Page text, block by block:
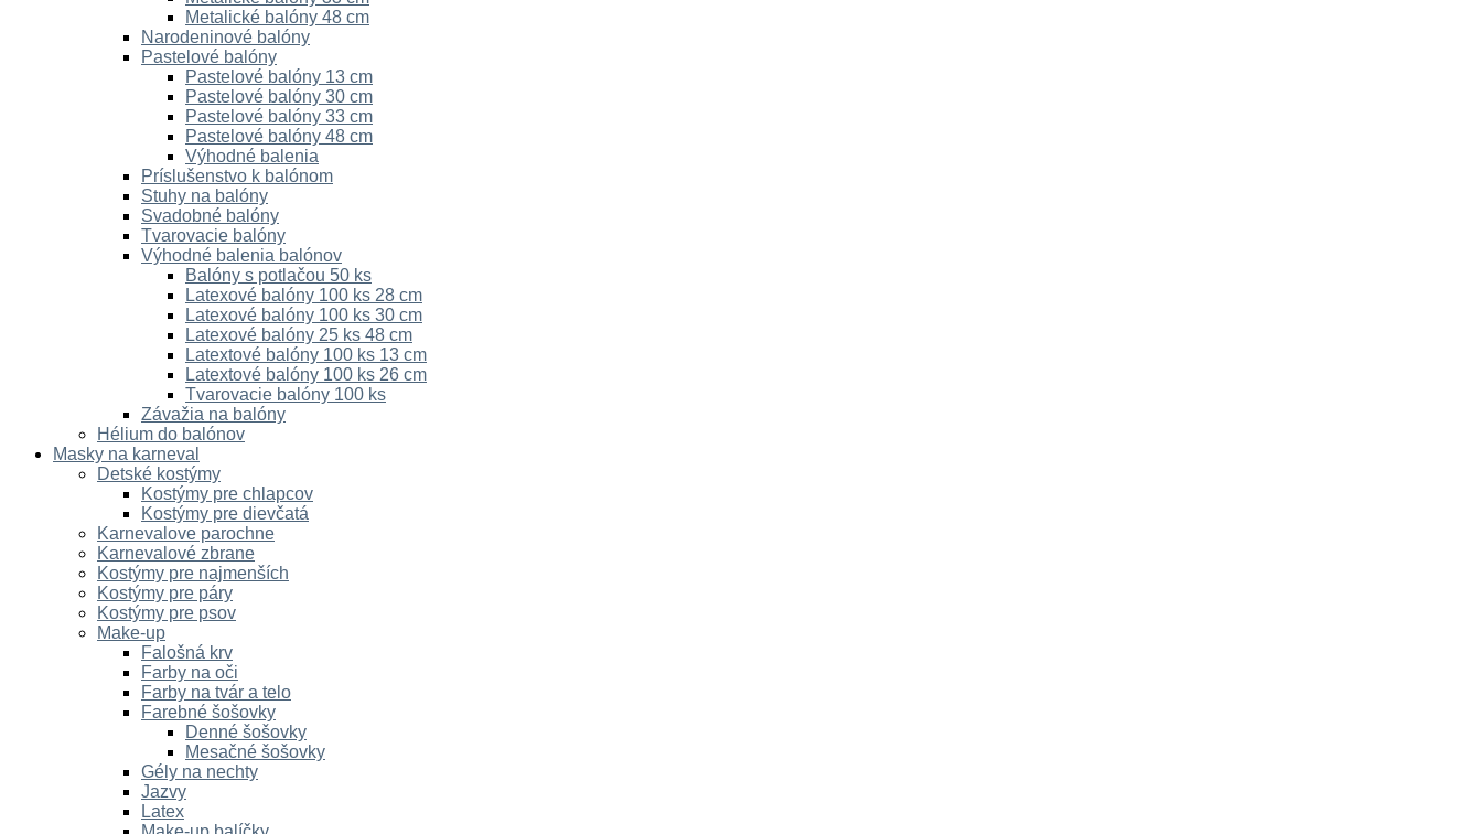
Metalické balóny 48 cm
Narodeninové balóny
Pastelové balóny
Pastelové balóny 13 cm
Pastelové balóny 30 cm
Pastelové balóny 33 cm
Pastelové balóny 48 cm
Výhodné balenia
Príslušenstvo k balónom
Stuhy na balóny
Svadobné balóny
Tvarovacie balóny
Výhodné balenia balónov
Balóny s potlačou 50 ks
Latexové balóny 100 ks 28 cm
Latexové balóny 100 ks 30 cm
Latexové balóny 25 ks 48 cm
Latextové balóny 100 ks 13 cm
Latextové balóny 100 ks 26 cm
Tvarovacie balóny 100 ks
Závažia na balóny
Hélium do balónov
Masky na karneval
Detské kostýmy
Kostýmy pre chlapcov
Kostýmy pre dievčatá
Karnevalove parochne
Karnevalové zbrane
Kostýmy pre najmenších
Kostýmy pre páry
Kostýmy pre psov
Make-up
Falošná krv
Farby na oči
Farby na tvár a telo
Farebné šošovky
Denné šošovky
Mesačné šošovky
Gély na nechty
Jazvy
Latex